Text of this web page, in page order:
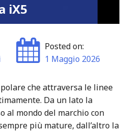
iX5
Posted on:
1 Maggio 2026
che attraversa le linee
Da un lato la
al mondo del marchio con
più mature, dall’altro la